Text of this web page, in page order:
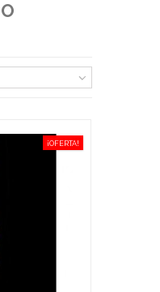
¡OFERTA!